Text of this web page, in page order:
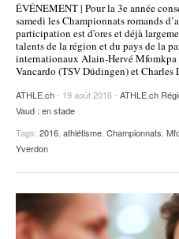
ÉVÉNEMENT | Pour la 3e année
samedi les Championnats romands
participation est d'ores et déjà
talents de la région et du pays de la
internationaux Alain-Hervé Mfomkpa
Vancardo (TSV Düdingen) et
ATHLE.ch- 19 août 2016 - ATHLE.ch
Vaud : en stade
Tags: 2016 athlétisme Championnats
Yverdon